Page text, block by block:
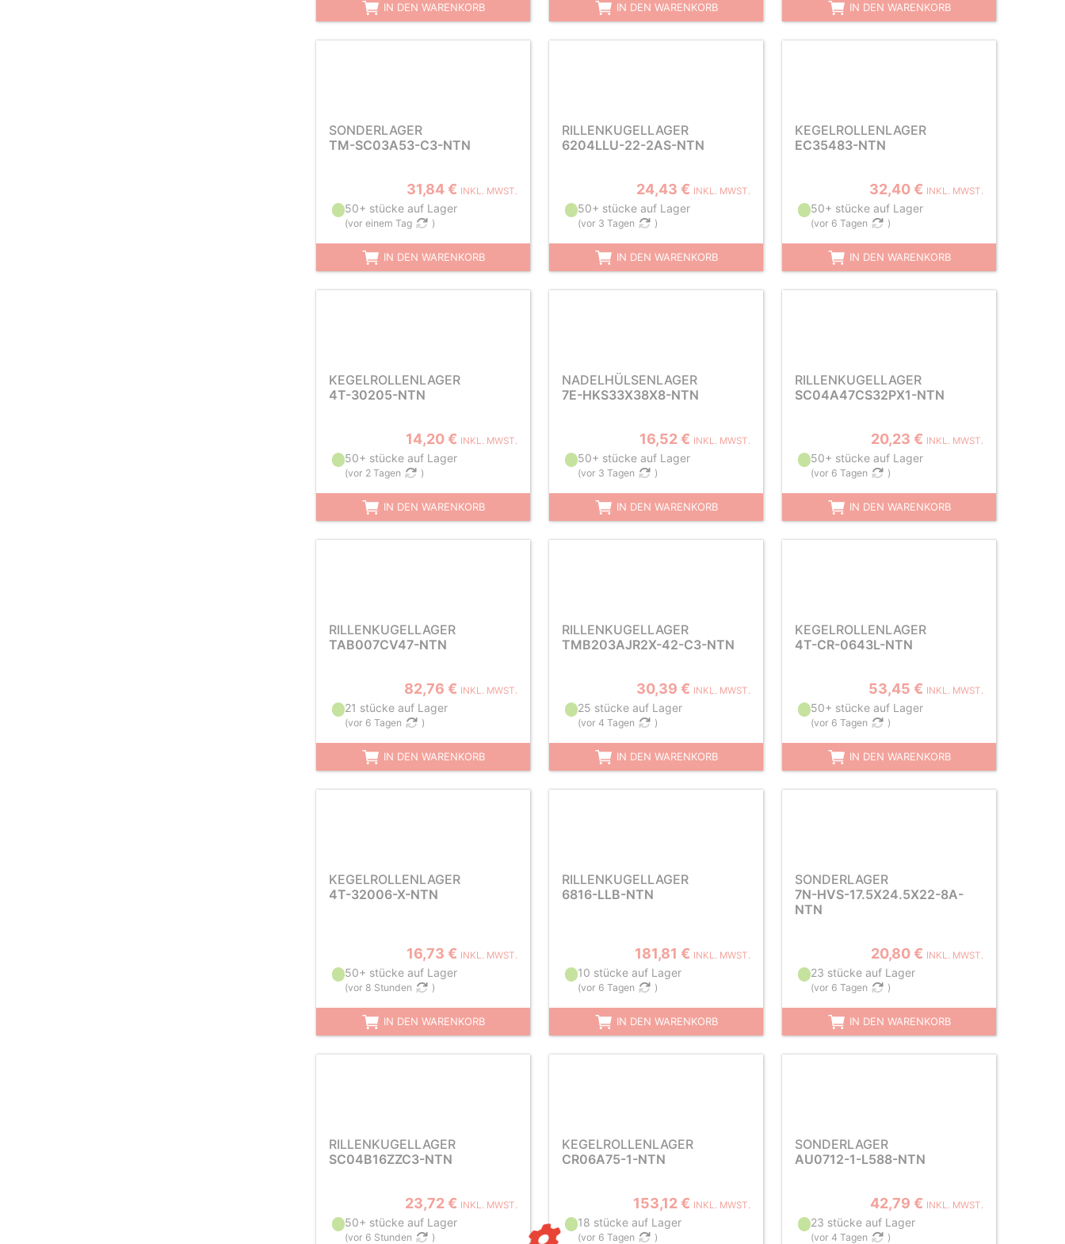
IN DEN WARENKORB IN DEN WARENKORB IN DEN WARENKORB
SONDERLAGER
TM-SC03A53-C3-NTN
31,84 € INKL. MWST.
50+ stücke auf Lager
(vor einem Tag )
IN DEN WARENKORB
RILLENKUGELLAGER
6204LLU-22-2AS-NTN
24,43 € INKL. MWST.
50+ stücke auf Lager
(vor 3 Tagen )
IN DEN WARENKORB
KEGELROLLENLAGER
EC35483-NTN
32,40 € INKL. MWST.
50+ stücke auf Lager
(vor 6 Tagen )
IN DEN WARENKORB
KEGELROLLENLAGER
4T-30205-NTN
14,20 € INKL. MWST.
50+ stücke auf Lager
(vor 2 Tagen )
IN DEN WARENKORB
NADELHÜLSENLAGER
7E-HKS33X38X8-NTN
16,52 € INKL. MWST.
50+ stücke auf Lager
(vor 3 Tagen )
IN DEN WARENKORB
RILLENKUGELLAGER
SC04A47CS32PX1-NTN
20,23 € INKL. MWST.
50+ stücke auf Lager
(vor 6 Tagen )
IN DEN WARENKORB
RILLENKUGELLAGER
TAB007CV47-NTN
82,76 € INKL. MWST.
21 stücke auf Lager
(vor 6 Tagen )
IN DEN WARENKORB
RILLENKUGELLAGER
TMB203AJR2X-42-C3-NTN
30,39 € INKL. MWST.
25 stücke auf Lager
(vor 4 Tagen )
IN DEN WARENKORB
KEGELROLLENLAGER
4T-CR-0643L-NTN
53,45 € INKL. MWST.
50+ stücke auf Lager
(vor 6 Tagen )
IN DEN WARENKORB
KEGELROLLENLAGER
4T-32006-X-NTN
16,73 € INKL. MWST.
50+ stücke auf Lager
(vor 8 Stunden )
IN DEN WARENKORB
RILLENKUGELLAGER
6816-LLB-NTN
181,81 € INKL. MWST.
10 stücke auf Lager
(vor 6 Tagen )
IN DEN WARENKORB
SONDERLAGER
7N-HVS-17.5X24.5X22-8A-
NTN
20,80 € INKL. MWST.
23 stücke auf Lager
(vor 6 Tagen )
IN DEN WARENKORB
RILLENKUGELLAGER
SC04B16ZZC3-NTN
23,72 € INKL. MWST.
50+ stücke auf Lager
(vor 6 Stunden )
KEGELROLLENLAGER
CR06A75-1-NTN
153,12 € INKL. MWST.
18 stücke auf Lager
(vor 6 Tagen )
SONDERLAGER
AU0712-1-L588-NTN
42,79 € INKL. MWST.
23 stücke auf Lager
(vor 4 Tagen )